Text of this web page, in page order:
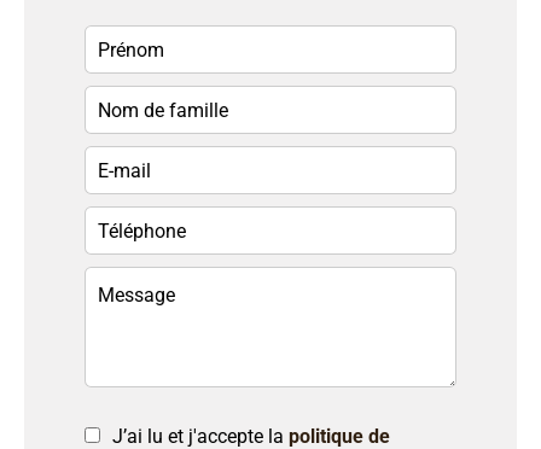
J’ai lu et j'accepte la politique de